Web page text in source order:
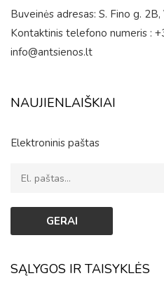
Buveinės adresas: S. Fino g.
Kontaktinis telefono numeris :
info@antsienos.lt
NAUJIENLAIŠKIAI
Elektroninis paštas
SĄLYGOS IR TAISYKLĖS